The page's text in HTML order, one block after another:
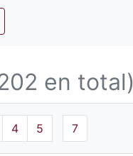
en total)
4 5 7